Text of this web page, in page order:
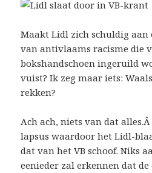
Maakt Lidl zich schuldig aan
van antivlaams racisme die
bokshandschoen ingeruild
vuist? Ik zeg maar iets:
rekken?
Ach ach, niets van dat
lapsus waardoor het Lidl-
dat van het VB schoof. Niks
eenieder zal erkennen dat